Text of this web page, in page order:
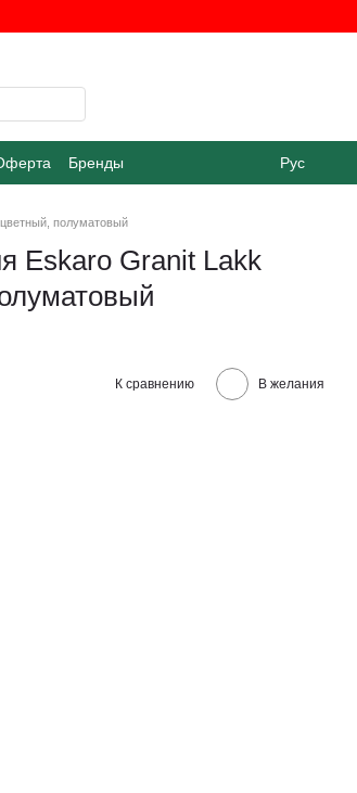
Бренды Рус
полуматовый
Eskaro Granit Lakk
К сравнению В желания